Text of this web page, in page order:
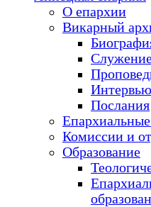
О епархии
Викарный
Интервью
Послания
Комиссии и
Образование